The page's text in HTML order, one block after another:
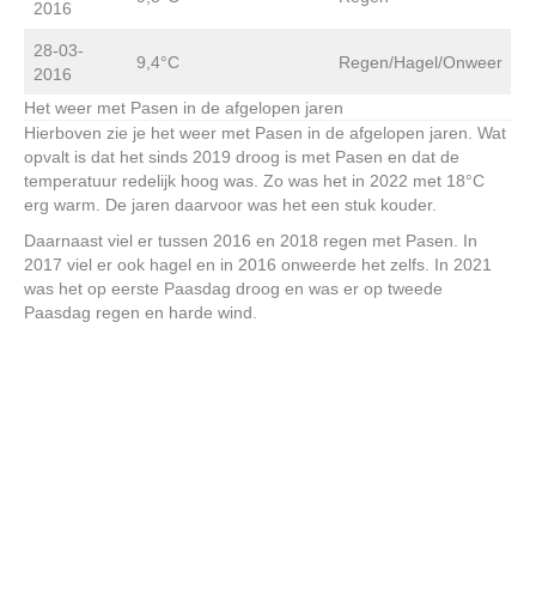
2016
28-03-
2016
9,4°C Regen/Hagel/Onweer
Het weer met Pasen in de afgelopen jaren
Hierboven zie je het weer met Pasen in de afgelopen jaren. Wat
opvalt is dat het sinds 2019 droog is met Pasen en dat de
temperatuur redelijk hoog was. Zo was het in 2022 met 18°C
erg warm. De jaren daarvoor was het een stuk kouder.
Daarnaast viel er tussen 2016 en 2018 regen met Pasen. In
2017 viel er ook hagel en in 2016 onweerde het zelfs. In 2021
was het op eerste Paasdag droog en was er op tweede
Paasdag regen en harde wind.